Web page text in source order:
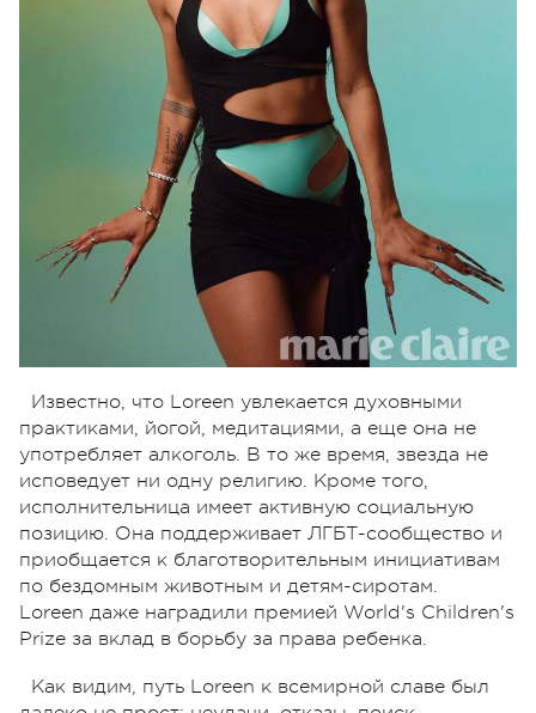
Известно, что Loreen увлекается духовными
практиками, йогой, медитациями, а еще она не
употребляет алкоголь. В то же время, звезда не
исповедует ни одну религию. Кроме того,
исполнительница имеет активную социальную
позицию. Она поддерживает ЛГБТ-сообщество и
приобщается к благотворительным инициативам
по бездомным животным и детям-сиротам.
Loreen даже наградили премией World's Children's
Prize за вклад в борьбу за права ребенка.
Как видим, путь Loreen к всемирной славе был